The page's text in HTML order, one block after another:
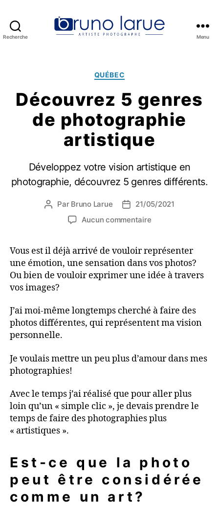
Recherche Menu
Catégories
QUÉBEC
Découvrez 5 genres
de photographie
artistique
Développez votre vision artistique en
photographie, découvrez 5 genres différents.
Auteur
l’article
Par Bruno Larue
Date21/05/2021
Aucun commentairesur
genres
de
photographie
Vous est il déjà arrivé de vouloir représenter
une émotion, une sensation dans vos photos?
Ou bien de vouloir exprimer une idée à travers
vos images?
J’ai moi-même longtemps cherché à faire des
photos différentes, qui représentent ma vision
personnelle.
Je voulais mettre un peu plus d’amour dans mes
photographies!
Avec le temps j’ai réalisé que pour aller plus
loin qu’un « simple clic », je devais prendre le
temps de faire des photographies plus
« artistiques ».
Est-ce que la photo
peut être considérée
comme un art?